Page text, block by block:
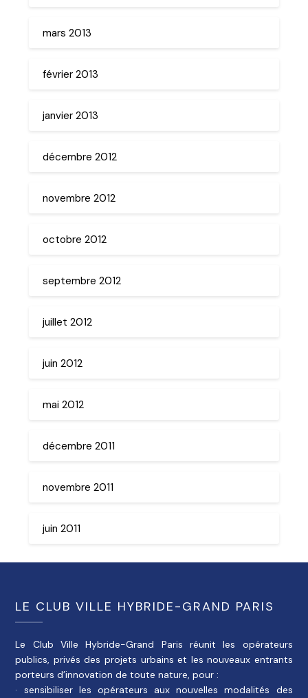
mars 2013
février 2013
janvier 2013
décembre 2012
novembre 2012
octobre 2012
septembre 2012
juillet 2012
juin 2012
mai 2012
décembre 2011
novembre 2011
juin 2011
LE CLUB VILLE HYBRIDE-GRAND PARIS
Le Club Ville Hybride-Grand Paris réunit les opérateurs
publics, privés des projets urbains et les nouveaux entrants
porteurs d’innovation de toute nature, pour :
· sensibiliser les opérateurs aux nouvelles modalités des